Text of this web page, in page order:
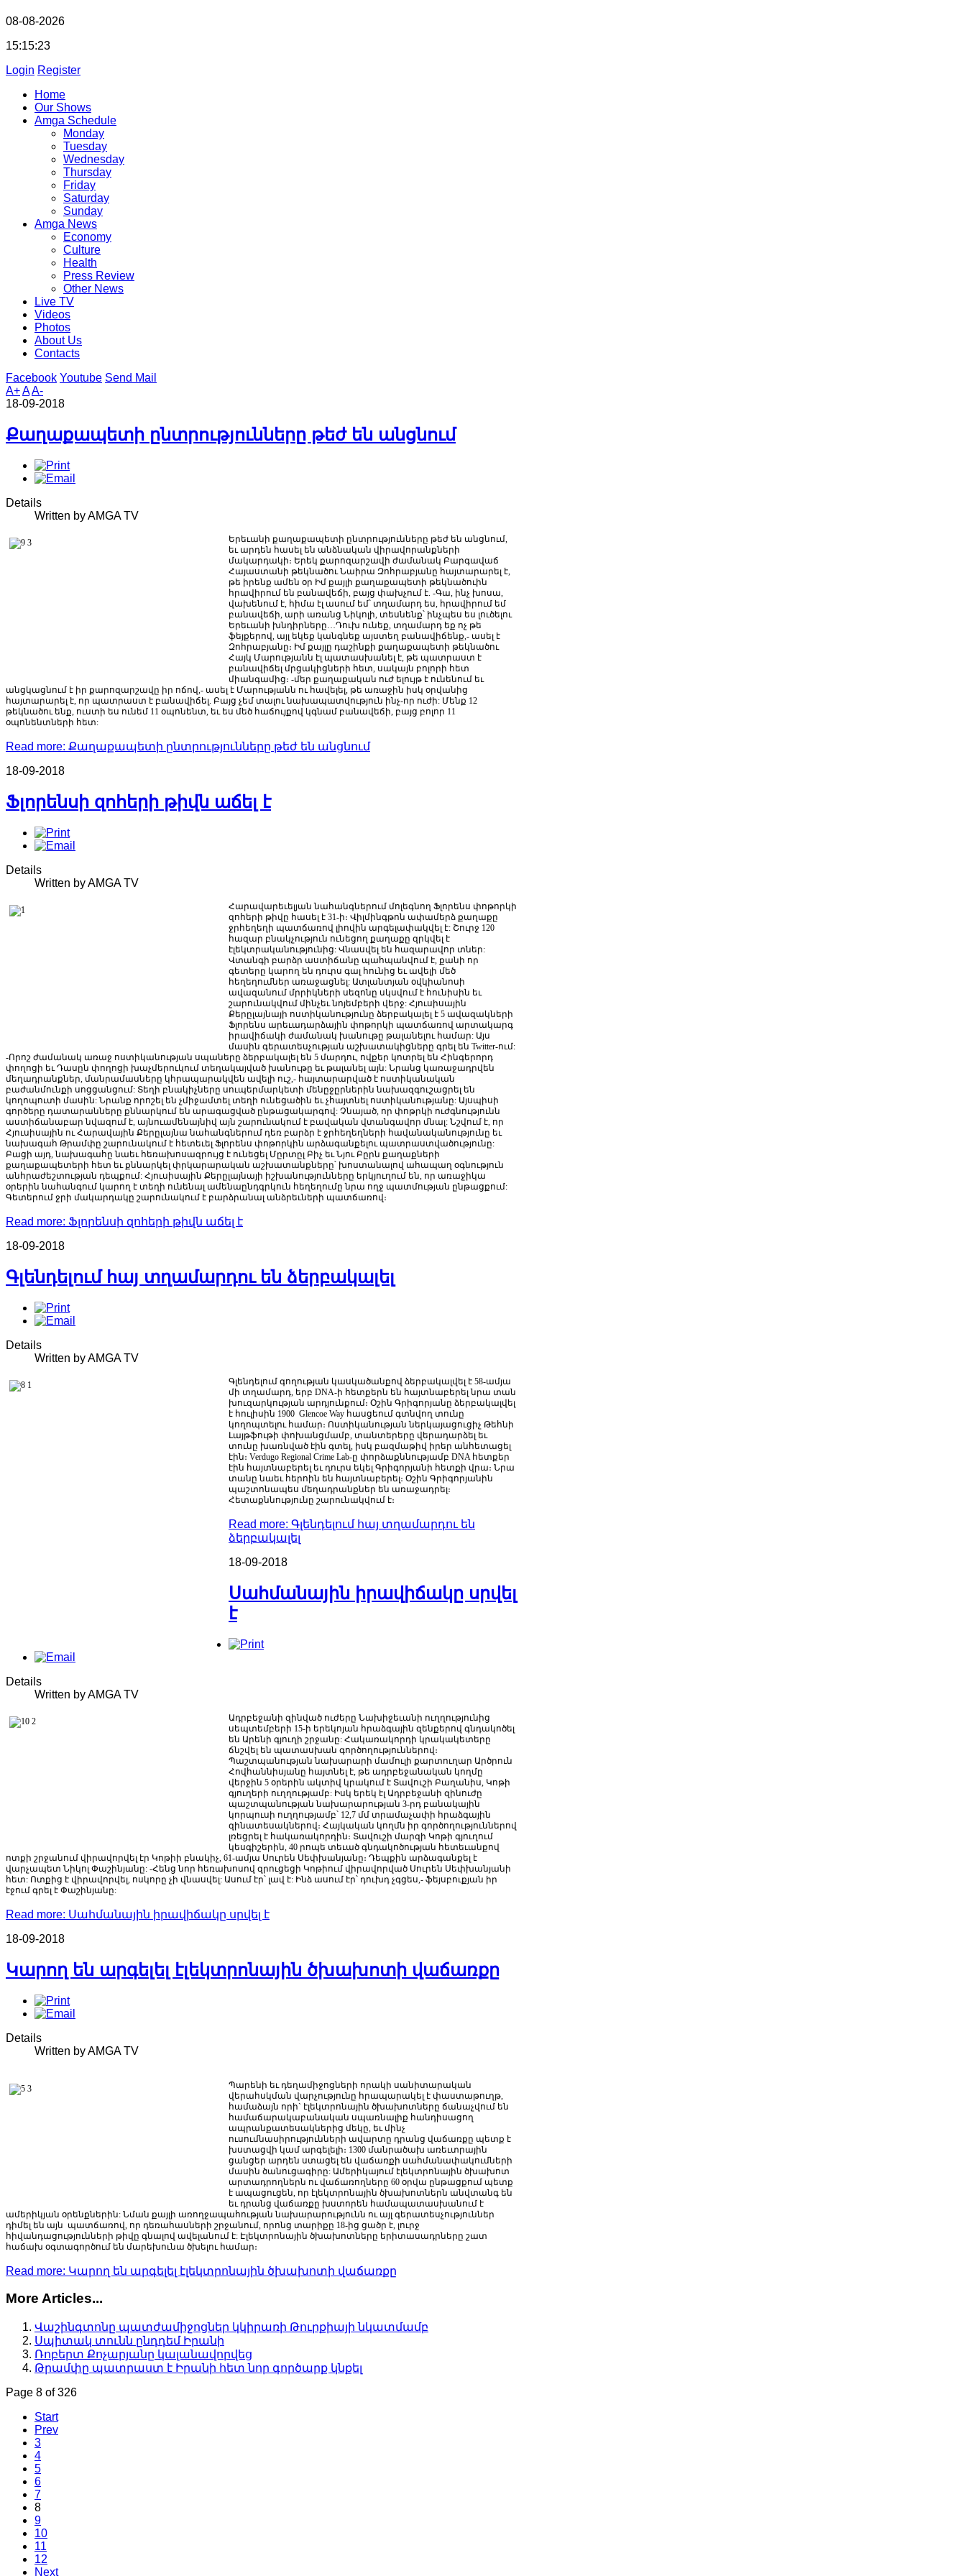
08-08-2026
15:15:24
Login Register
Home
Our Shows
Amga Schedule
Monday
Tuesday
Wednesday
Thursday
Friday
Saturday
Sunday
Amga News
Economy
Culture
Health
Press Review
Other News
Live TV
Videos
Photos
About Us
Contacts
Facebook Youtube Send Mail
A+AA-
18-09-2018
Քաղաքապետի ընտրությունները թեժ են անցնում
Details
Written by AMGA TV
Երեւանի քաղաքապետի ընտրությունները թեժ են անցնում,
եւ արդեն հասել են անձնական վիրավորանքների
մակարդակի։ Երեկ քարոզարշավի ժամանակ Բարգավաճ
Հայաստանի թեկնածու Նաիրա Զոհրաբյանը հայտարարել է,
թե իրենք ամեն օր Իմ քայլի քաղաքապետի թեկնածուին
հրավիրում են բանավեճի, բայց փախչում է. -Գա, ինչ խոսա,
վախենում է, հիմա էլ ասում եմ՝ տղամարդ ես, հրավիրում եմ
բանավեճի, արի առանց Նիկոլի, տեսնենք՝ ինչպես ես լուծելու
Երեւանի խնդիրները…Դուխ ունեք, տղամարդ եք ոչ թե
ֆեյքերով, այլ եկեք կանգնեք այստեղ բանավիճենք,- ասել է
Զոհրաբյանը։ Իմ քայլը դաշինքի քաղաքապետի թեկնածու
Հայկ Մարությանն էլ պատասխանել է, թե պատրաստ է
բանավիճել մրցակիցների հետ, սակայն բոլորի հետ
միանգամից։ -մեր քաղաքական ուժ ելույթ է ունենում եւ
անցկացնում է իր քարոզարշավը իր ոճով,- ասել է Մարությանն ու հավելել, թե առաջին իսկ օրվանից
հայտարարել է, որ պատրաստ է բանավիճել. Բայց չեմ տալու նախապատվություն ինչ-որ ուժի: Մենք 12
թեկնածու ենք, ուստի ես ունեմ 11 օպոնենտ, եւ ես մեծ հաճույքով կգնամ բանավեճի, բայց բոլոր 11
օպոնենտների հետ:
Read more: Քաղաքապետի ընտրությունները թեժ են անցնում
18-09-2018
Ֆլորենսի զոհերի թիվն աճել է
Details
Written by AMGA TV
Հարավարեւելյան նահանգներում մոլեգնող Ֆլորենս փոթորկի
զոհերի թիվը հասել է 31-ի։ Վիլմինգթոն ափամերձ քաղաքը
ջրհեղեղի պատճառով լիովին արգելափակվել է: Շուրջ 120
հազար բնակչություն ունեցող քաղաքը զրկվել է
էլեկտրականությունից: Վնասվել են հազարավոր տներ:
Վտանգի բարձր աստիճանը պահպանվում է, քանի որ
գետերը կարող են դուրս գալ հունից եւ ավելի մեծ
հեղեղումներ առաջացնել: Ատլանտյան օվկիանոսի
ավազանում մրրիկների սեզոնը սկսվում է հունիսին եւ
շարունակվում մինչեւ նոյեմբերի վերջ: Հյուսիսային
Քերըլայնայի ոստիկանությունը ձերբակալել է 5 ավազակների
Ֆլորենս արեւադարձային փոթորկի պատճառով արտակարգ
իրավիճակի ժամանակ խանութը թալանելու համար: Այս
մասին գերատեսչության աշխատակիցները գրել են Twitter-ում:
-Որոշ ժամանակ առաջ ոստիկանության սպաները ձերբակալել են 5 մարդու, ովքեր կոտրել են Հինգերորդ
փողոցի եւ Դասըն փողոցի խաչմերուկում տեղակայված խանութը եւ թալանել այն: Նրանց կառաջադրվեն
մեղադրանքներ, մանրամասները կհրապարակվեն ավելի ուշ,- հայտարարված է ոստիկանական
բաժանմունքի սոցցանցում: Տեղի բնակիչները սուպերմարկետի մենըջըրներին նախազգուշացրել են
կողոպուտի մասին: Նրանք որոշել են չմիջամտել տեղի ունեցածին եւ չհայտնել ոստիկանությանը: Այսպիսի
գործերը դատարանները քննարկում են արագացված ընթացակարգով : Չնայած, որ փոթրկի ուժգնությունն
աստիճանաբար նվազում է, այնուամենայնիվ այն շարունակում է բավական վտանգավոր մնալ: Նշվում է, որ
Հյուսիսային ու Հարավային Քերըլայնա նահանգներում դեռ բարձր է ջրհեղեղների հավանականությունը եւ
նախագահ Թրամփը շարունակում է հետեւել Ֆլորենս փոթորկին արձագանքելու պատրաստվածությունը:
Բացի այդ,նախագահը նաեւ հեռախոսազրույց է ունեցել Մըրտըլ Բիչ եւ Նյու Բըրն քաղաքների
քաղաքապետերի հետ եւ քննարկել փրկարարական աշխատանքները՝ խոստանալով ահապաղ օգնություն
անհրաժեշտության դեպքում: Հյուսիսային Քերըլայնայի իշխանությունները երկյուղում են, որ առաջիկա
օրերին նահանգում կարող է տեղի ունենալ ամենաընդգրկուն հեղեղումը նրա ողջ պատմության ընթացքում:
Գետերում ջրի մակարդակը շարունակում է բարձրանալ անձրեւների պատճառով։
Read more: Ֆլորենսի զոհերի թիվն աճել է
18-09-2018
Գլենդելում հայ տղամարդու են ձերբակալել
Details
Written by AMGA TV
Գլենդելում գողության կասկածանքով ձերբակալվել է 58-ամյա
մի տղամարդ, երբ DNA-ի հետքերն են հայտնաբերել նրա տան
խուզարկության արդյունքում։ Օշին Գրիգորյանը ձերբակալվել
է հուլիսին 1900 Glencoe Way հասցեում գտնվող տունը
կողոպտելու համար։ Ոստիկանության ներկայացուցիչ Թեհնի
Լայթֆութի փոխանցմամբ, տանտերերը վերադարձել եւ
տունը խառնված էին գտել, իսկ բազմաթիվ իրեր անհետացել
էին։ Verdugo Regional Crime Lab-ը փորձաքննությամբ DNA հետքեր
էին հայտնաբերել եւ դուրս եկել Գրիգորյանի հետքի վրա։ Նրա
տանը նաեւ հերոին են հայտնաբերել։ Օշին Գրիգորյանին
պաշտոնապես մեղադրանքներ են առաջադրել։
Հետաքննությունը շարունակվում է։
Read more: Գլենդելում հայ տղամարդու են
ձերբակալել
18-09-2018
Սահմանային իրավիճակը սրվել
է
Details
Written by AMGA TV
Ադրբեջանի զինված ուժերը Նախիջեւանի ուղղությունից
սեպտեմբերի 15-ի երեկոյան հրաձգային զենքերով գնդակոծել
են Արենի գյուղի շրջանը: Հակառակորդի կրակակետերը
ճնշվել են պատասխան գործողություններով։
Պաշտպանության նախարարի մամուլի քարտուղար Արծրուն
Հովհաննիսյանը հայտնել է թե ադրբեջանական կողմը
վերջին 5 օրերին ակտիվ կրակում է Տավուշի Բաղանիս Կոթի
գյուղերի ուղղությամբ: Իսկ երեկ էլ Ադրբեջանի զինուժը
պաշտպանության նախարարության 3-րդ բանակային
կորպուսի ուղղությամբ՝ 12,7 մմ տրամաչափի հրաձգային
զինատեսակներով։ Հայկական կողմն իր գործողություններով
լռեցրել է հակառակորդին։ Տավուշի մարզի Կոթի գյուղում
կեսգիշերին , 40 րոպե տեւած գնդակոծության հետեւանքով
ոտքի շրջանում վիրավորվել էր Կոթիի բնակիչ , 61-ամյա Սուրեն Սեփխանյանը։ Դեպքին արձագանքել է
վարչապետ Նիկոլ Փաշինյանը: -Հենց նոր հեռախոսով զրուցեցի Կոթիում վիրավորված Սուրեն Սեփխանյանի
հետ: Ոտքից է վիրավորվել ոսկորը չի վնասվել: Ասում էր՝ լավ է: Ինձ ասում էր՝ դուխդ չգցես ,- ֆեյսբուքյան իր
էջում գրել է Փաշինյանը:
Read more: Սահմանային իրավիճակը սրվել է
18-09-2018
Կարող են արգելել էլեկտրոնային ծխախոտի վաճառքը
Details
Written by AMGA TV
Պարենի եւ դեղամիջոցների որակի սանիտարական
վերահսկման վարչությունը հրապարակել է փաստաթուղթ
համաձայն որի` էլեկտրոնային ծխախոտները ճանաչվում են
համաճարակաբանական սպառնալիք հանդիսացող
ապրանքատեսակներից մեկը եւ մինչ
ուսումնասիրությունների ավարտը դրանց վաճառքը պետք է
խստացվի կամ արգելելի։ 1300 մանրածախ առեւտրային
ցանցեր արդեն ստացել են վաճառքի սահմանափակումների
մասին ծանուցագիրը: Ամերիկայում էլեկտրոնային ծխախոտ
արտադրողներն ու վաճառողները 60 օրվա ընթացքում պետք
է ապացուցեն որ էլեկտրոնային ծխախոտներն անվտանգ են
եւ դրանց վաճառքը խստորեն համապատասխանում է
ամերիկյան օրենքներին: Նման քայլի առողջապահության նախարարությունն ու այլ գերատեսչություններ
դիմել են այն պատճառով որ դեռահասների շրջանում որոնց տարիքը 18-ից ցածր է լուրջ
հիվանդացությունների թիվը գնալով ավելանում է: Էլեկտրոնային ծխախոտները երիտասադրները շատ
հաճախ օգտագործում են մարեխունա ծխելու համար։
Read more: Կարող են արգելել էլեկտրոնային ծխախոտի վաճառքը
More Articles...
Վաշինգտոնը պատժամիջոցներ կկիրառի Թուրքիայի նկատմամբ
Սպիտակ տունն ընդդեմ Իրանի
Ռոբերտ Քոչարյանը կալանավորվեց
Թրամփը պատրաստ է Իրանի հետ նոր գործարք կնքել
Page 8 of 326
Start
Prev
3
4
5
6
7
8
9
10
11
12
Next